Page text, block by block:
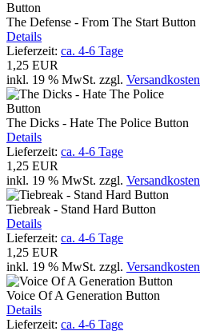
The Defense - From The Start Button
Details
Lieferzeit: ca. 4-6 Tage
1,25 EUR
inkl. 19 % MwSt. zzgl. Versandkosten
The Dicks - Hate The Police Button
Details
Lieferzeit: ca. 4-6 Tage
1,25 EUR
inkl. 19 % MwSt. zzgl. Versandkosten
Tiebreak - Stand Hard Button
Details
Lieferzeit: ca. 4-6 Tage
1,25 EUR
inkl. 19 % MwSt. zzgl. Versandkosten
Voice Of A Generation Button
Details
Lieferzeit: ca. 4-6 Tage